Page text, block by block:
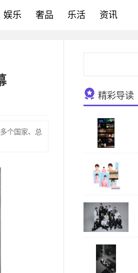
娱乐 奢品 乐活 资讯
个国家、总
精彩导读